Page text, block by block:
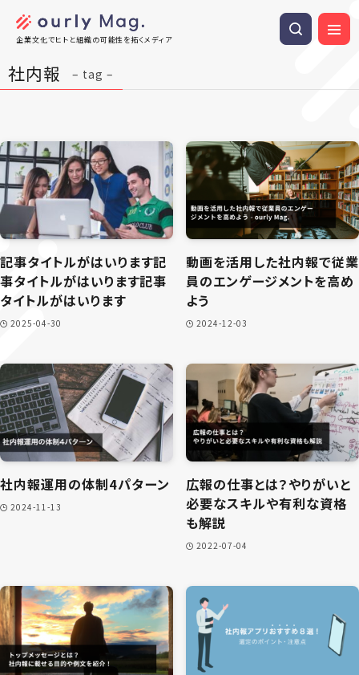
企業文化でヒトと組織の可能性を拓くメディア
社内報 – tag –
記事タイトルがはいります記
事タイトルがはいります記事
タイトルがはいります
2025-04-30
動画を活用した社内報で従業
員のエンゲージメントを高め
よう
2024-12-03
社内報運用の体制4パターン
2024-11-13
広報の仕事とは？やりがいと
必要なスキルや有利な資格
も解説
2022-07-04